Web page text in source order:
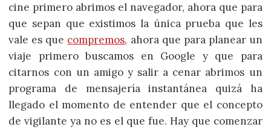
cine primero abrimos el navegador, ahora que para
que sepan que existimos la única prueba que les
vale es que compremos, ahora que para planear un
viaje primero buscamos en Google y que para
citarnos con un amigo y salir a cenar abrimos un
programa de mensajería instantánea quizá ha
llegado el momento de entender que el concepto
de vigilante ya no es el que fue. Hay que comenzar